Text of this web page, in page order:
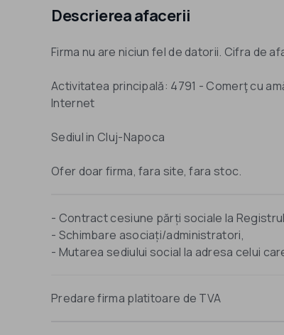
Descrierea afacerii
Firma nu are niciun fel de datorii. Cifra de
Activitatea principală: 4791 - Comerţ cu
Internet
Sediul in Cluj-Napoca
Ofer doar firma, fara site, fara stoc.
- Contract cesiune părți sociale la
- Schimbare asociați/administratori,
Predare firma platitoare de TVA